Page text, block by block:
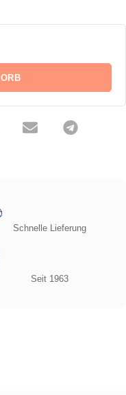
Schnelle Lieferung
Seit 1963